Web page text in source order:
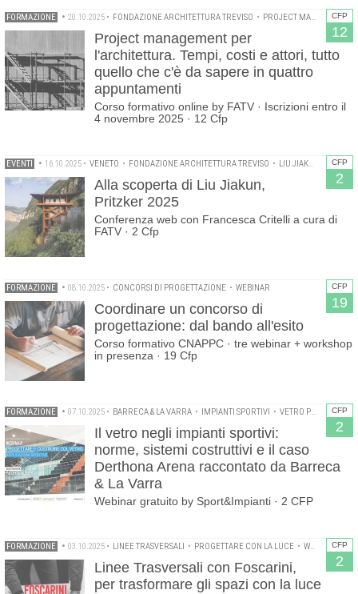
CFP
12
FORMAZIONE • 20.10.2025 • FONDAZIONE ARCHITETTURA TREVISO • PROJECT MANAGEMENT
Project management per
l'architettura. Tempi, costi e attori, tutto
quello che c'è da sapere in quattro
appuntamenti
Corso formativo online by FATV · Iscrizioni entro il
4 novembre 2025 · 12 Cfp
CFP
2
EVENTI • 16.10.2025 • VENETO • FONDAZIONE ARCHITETTURA TREVISO • LIU JIAKUN
Alla scoperta di Liu Jiakun,
Pritzker 2025
Conferenza web con Francesca Critelli a cura di
FATV · 2 Cfp
CFP
19
FORMAZIONE • 08.10.2025 • CONCORSI DI PROGETTAZIONE • WEBINAR
Coordinare un concorso di
progettazione: dal bando all'esito
Corso formativo CNAPPC · tre webinar + workshop
in presenza · 19 Cfp
CFP
2
FORMAZIONE • 07.10.2025 • BARRECA & LA VARRA • IMPIANTI SPORTIVI • VETRO PER L'ARCHITETTURA
Il vetro negli impianti sportivi:
norme, sistemi costruttivi e il caso
Derthona Arena raccontato da Barreca
& La Varra
Webinar gratuito by Sport&Impianti · 2 CFP
CFP
2
FORMAZIONE • 03.10.2025 • LINEE TRASVERSALI • PROGETTARE CON LA LUCE • WEBINAR
Linee Trasversali con Foscarini,
per trasformare gli spazi con la luce